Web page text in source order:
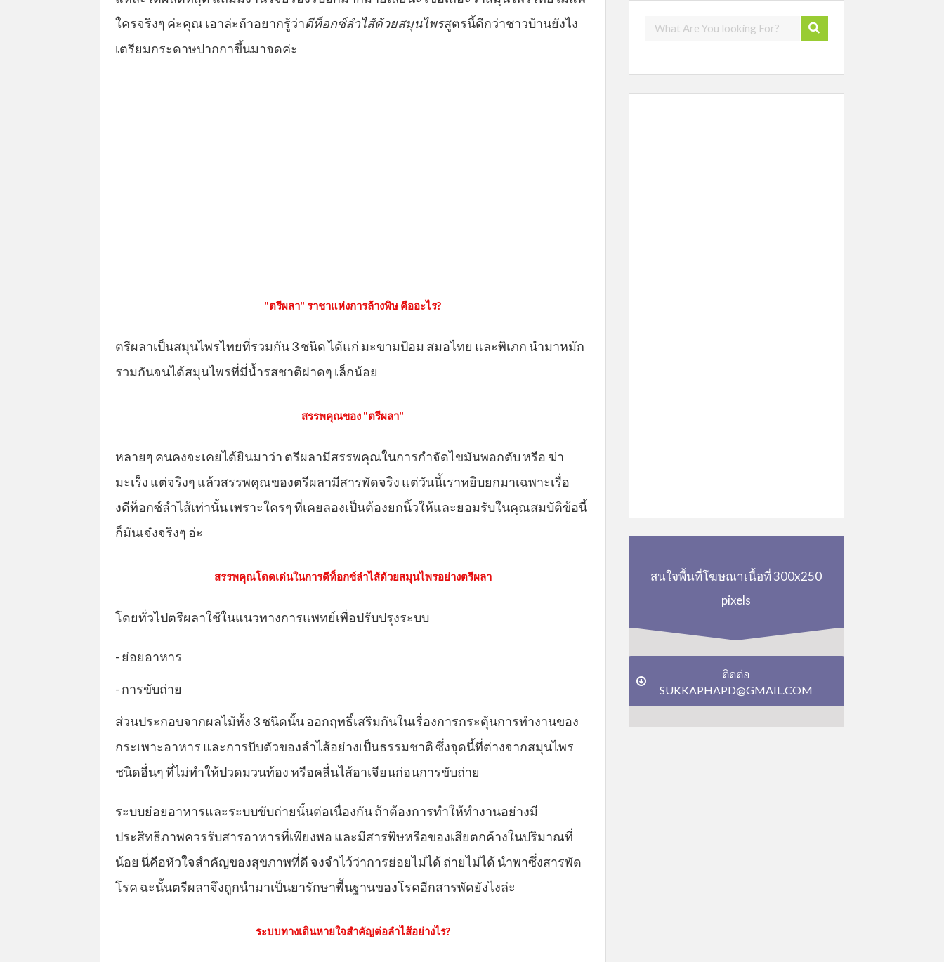
ใครจริงๆ ค่ะคุณ เอาล่ะถ้าอยากรู้ว่าดีท็อกซ์ลำไส้ด้วยสมุนไพรสูตรนี้ดีกว่าชาวบ้านยังไง
เตรียมกระดาษปากกาขึ้นมาจดค่ะ
"ตรีผลา" ราชาแห่งการล้างพิษ คืออะไร?
ตรีผลาเป็นสมุนไพรไทยที่รวมกัน 3 ชนิด ได้แก่ มะขามป้อม สมอไทย และพิเภก นำมาหมัก
รวมกันจนได้สมุนไพรที่มี่น้ำรสชาติฝาดๆ เล็กน้อย
สรรพคุณของ "ตรีผลา"
หลายๆ คนคงจะเคยได้ยินมาว่า ตรีผลามีสรรพคุณในการกำจัดไขมันพอกตับ หรือ ฆ่า
มะเร็ง แต่จริงๆ แล้วสรรพคุณของตรีผลามีสารพัดจริง แต่วันนี้เราหยิบยกมาเฉพาะเรื่อ
งดีท็อกซ์ลำไส้เท่านั้น เพราะใครๆ ที่เคยลองเป็นต้องยกนิ้วให้และยอมรับในคุณสมบัติข้อนี้
ก็มันเจ๋งจริงๆ อ่ะ
สรรพคุณโดดเด่นในการดีท็อกซ์ลำไส้ด้วยสมุนไพรอย่างตรีผลา
โดยทั่วไปตรีผลาใช้ในแนวทางการแพทย์เพื่อปรับปรุงระบบ
- ย่อยอาหาร
- การขับถ่าย
ส่วนประกอบจากผลไม้ทั้ง 3 ชนิดนั้น ออกฤทธิ์เสริมกันในเรื่องการกระตุ้นการทำงานของ
กระเพาะอาหาร และการบีบตัวของลำไส้อย่างเป็นธรรมชาติ ซึ่งจุดนี้ที่ต่างจากสมุนไพร
ชนิดอื่นๆ ที่ไม่ทำให้ปวดมวนท้อง หรือคลื่นไส้อาเจียนก่อนการขับถ่าย
ระบบย่อยอาหารและระบบขับถ่ายนั้นต่อเนื่องกัน ถ้าต้องการทำให้ทำงานอย่างมี
ประสิทธิภาพควรรับสารอาหารที่เพียงพอ และมีสารพิษหรือของเสียตกค้างในปริมาณที่
น้อย นี่คือหัวใจสำคัญของสุขภาพที่ดี จงจำไว้ว่าการย่อยไม่ได้ ถ่ายไม่ได้ นำพาซึ่งสารพัด
โรค ฉะนั้นตรีผลาจึงถูกนำมาเป็นยารักษาพื้นฐานของโรคอีกสารพัดยังไงล่ะ
ระบบทางเดินหายใจสำคัญต่อลำไส้อย่างไร?
สนใจพื้นที่โฆษณาเนื้อที่ 300x250
pixels
ติดต่อ
SUKKAPHAPD@GMAIL.COM